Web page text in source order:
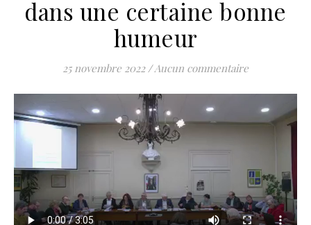
dans une certaine bonne
humeur
25 novembre 2022 /Aucun commentaire